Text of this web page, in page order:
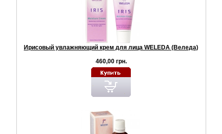
Ирисовый увлажняющий крем для лица WELEDA (Веледа)
460,00 грн.